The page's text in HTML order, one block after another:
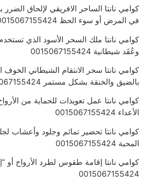
كوامي نانتا الساحر الافريقي لإلحاق الضرر
في المرض أو سوء الحظ 0015067155424
كوامي نانتا ملك السحر الأسود الذي
وعُقَد شيطانية 0015067155424
كوامي نانتا سحر الانتقام الشيطاني الخوف
بالضيق والخنقة بشكل مستمر 0015067155424
كوامي نانتا عمل تعويذات للحماية من
الأعداء 0015067155424
كوامي نانتا تحضير تمائم وجلود وأعشاب
المحبة 0015067155424
كوامي نانتا إقامة طقوس لطرد الأرواح أو
0015067155424